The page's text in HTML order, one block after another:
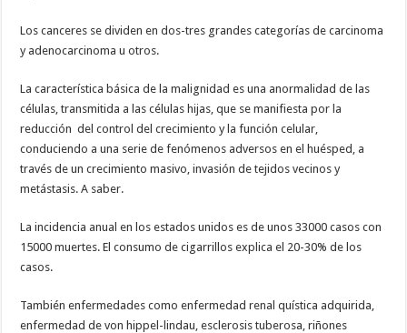
Los canceres se dividen en dos-tres grandes categorías de carcinoma
y adenocarcinoma u otros.
La característica básica de la malignidad es una anormalidad de las
células, transmitida a las células hijas, que se manifiesta por la
reducción del control del crecimiento y la función celular,
conduciendo a una serie de fenómenos adversos en el huésped, a
través de un crecimiento masivo, invasión de tejidos vecinos y
metástasis. A saber.
La incidencia anual en los estados unidos es de unos 33000 casos con
15000 muertes. El consumo de cigarrillos explica el 20-30% de los
casos.
También enfermedades como enfermedad renal quística adquirida,
enfermedad de von hippel-lindau, esclerosis tuberosa, riñones